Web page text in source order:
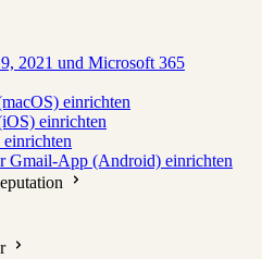
2021 und Microsoft 365
einrichten
einrichten
Gmail-App (Android) einrichten